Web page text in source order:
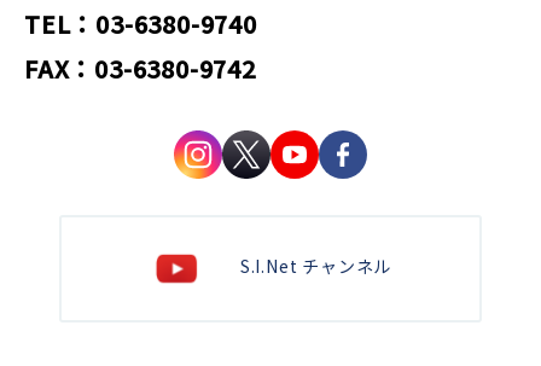
TEL：03-6380-9740
FAX：03-6380-9742
S.I.Net チャンネル